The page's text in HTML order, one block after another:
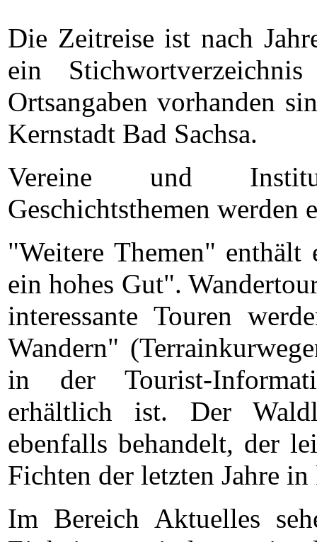
Die Zeitreise ist nach
ein
Ortsangaben vorhanden
Kernstadt Bad Sachsa.
Vereine und
Geschichtsthemen werden
"Weitere Themen"
ein hohes Gut".
interessante Touren
Wandern"
in der Tourist-
erhältlich ist. Der
ebenfalls behandelt, der
Fichten der letzten Jahre
Im Bereich Aktuelles